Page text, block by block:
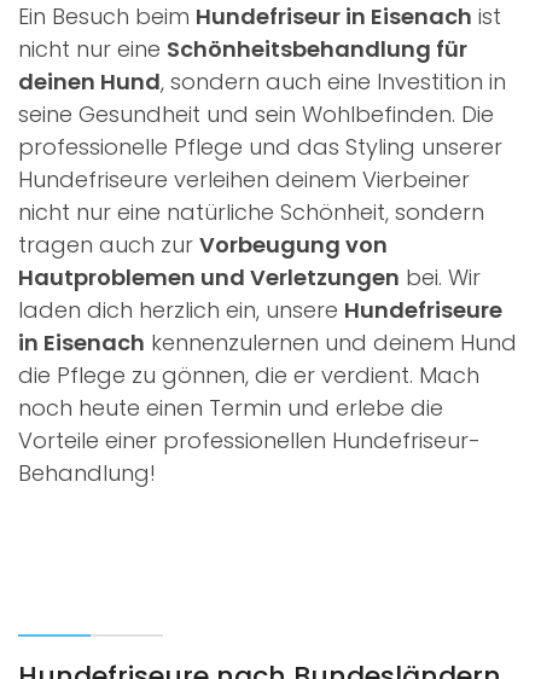
Ein Besuch beim Hundefriseur in Eisenach ist
nicht nur eine Schönheitsbehandlung für
deinen Hund, sondern auch eine Investition in
seine Gesundheit und sein Wohlbefinden. Die
professionelle Pflege und das Styling unserer
Hundefriseure verleihen deinem Vierbeiner
nicht nur eine natürliche Schönheit, sondern
tragen auch zur Vorbeugung von
Hautproblemen und Verletzungen bei. Wir
laden dich herzlich ein, unsere Hundefriseure
in Eisenach kennenzulernen und deinem Hund
die Pflege zu gönnen, die er verdient. Mach
noch heute einen Termin und erlebe die
Vorteile einer professionellen Hundefriseur-
Behandlung!